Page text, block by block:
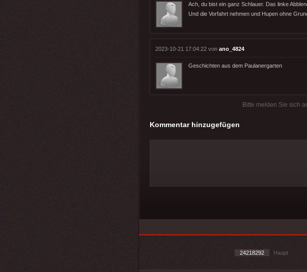
Ach, du bist ein ganz Schlauer. Das linke
Und die Vorfahrt nehmen und Hupen ohne
2023-10-21 17:04:22 von ano_4824
Geschichten aus dem Paulanergarten
Bitte melden Sie sich
Kommentar hinzugefügen
24218292 Haupt